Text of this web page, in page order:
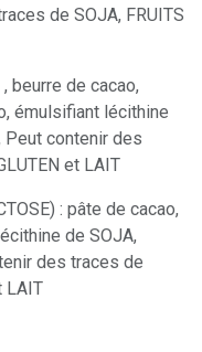
de SOJA, FRUITS
beurre de cacao,
émulsifiant lécithine
Peut contenir des
et LAIT
: pâte de cacao,
de SOJA,
des traces de
LAIT